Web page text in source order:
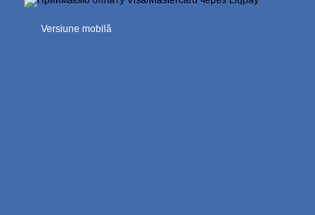
Versiune mobilă